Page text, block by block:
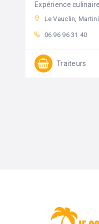
Le Vauclin, Martinique
06 96 96 31 40
Traiteurs